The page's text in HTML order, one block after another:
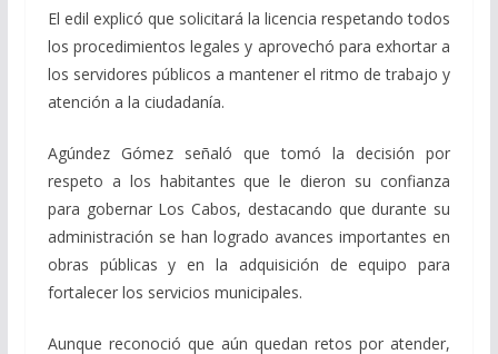
El edil explicó que solicitará la licencia respetando todos
los procedimientos legales y aprovechó para exhortar a
los servidores públicos a mantener el ritmo de trabajo y
atención a la ciudadanía.
Agúndez Gómez señaló que tomó la decisión por
respeto a los habitantes que le dieron su confianza
para gobernar Los Cabos, destacando que durante su
administración se han logrado avances importantes en
obras públicas y en la adquisición de equipo para
fortalecer los servicios municipales.
Aunque reconoció que aún quedan retos por atender,